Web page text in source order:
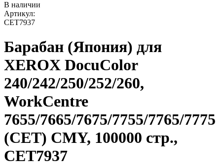
В наличии
Артикул:
CET7937
Барабан (Япония) для
XEROX DocuColor
240/242/250/252/260,
WorkCentre
7655/7665/7675/7755/7765/7775
(CET) CMY, 100000 стр.,
CET7937